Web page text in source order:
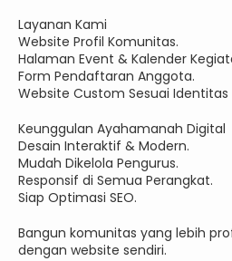
Layanan Kami
Website Profil Komunitas.
Halaman Event & Kalender
Form Pendaftaran Anggota.
Website Custom Sesuai Identitas
Keunggulan Ayahamanah Digital
Desain Interaktif & Modern.
Mudah Dikelola Pengurus.
Responsif di Semua Perangkat.
Siap Optimasi SEO.
Bangun komunitas yang lebih
dengan website sendiri.